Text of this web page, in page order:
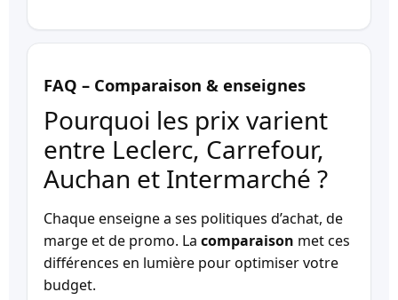
FAQ – Comparaison & enseignes
Pourquoi les prix varient
entre Leclerc, Carrefour,
Auchan et Intermarché ?
Chaque enseigne a ses politiques d’achat, de
marge et de promo. La comparaison met ces
différences en lumière pour optimiser votre
budget.